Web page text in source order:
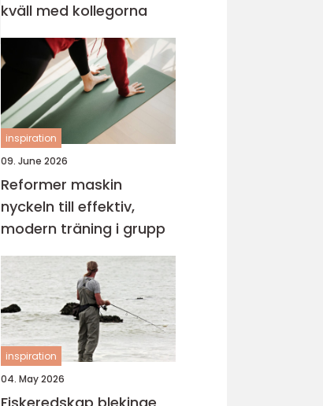
kväll med kollegorna
inspiration
09. June 2026
Reformer maskin
nyckeln till effektiv,
modern träning i grupp
inspiration
04. May 2026